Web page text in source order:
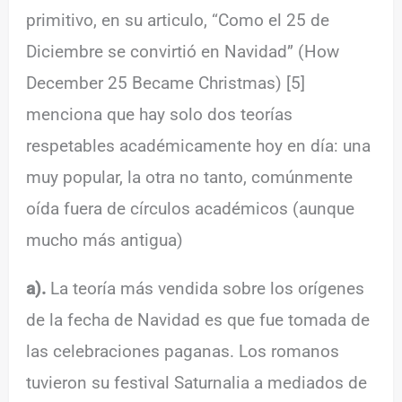
primitivo, en su articulo, “Como el 25 de
Diciembre se convirtió en Navidad” (How
December 25 Became Christmas) [5]
menciona que hay solo dos teorías
respetables académicamente hoy en día: una
muy popular, la otra no tanto, comúnmente
oída fuera de círculos académicos (aunque
mucho más antigua)
a). La teoría más vendida sobre los orígenes
de la fecha de Navidad es que fue tomada de
las celebraciones paganas. Los romanos
tuvieron su festival Saturnalia a mediados de